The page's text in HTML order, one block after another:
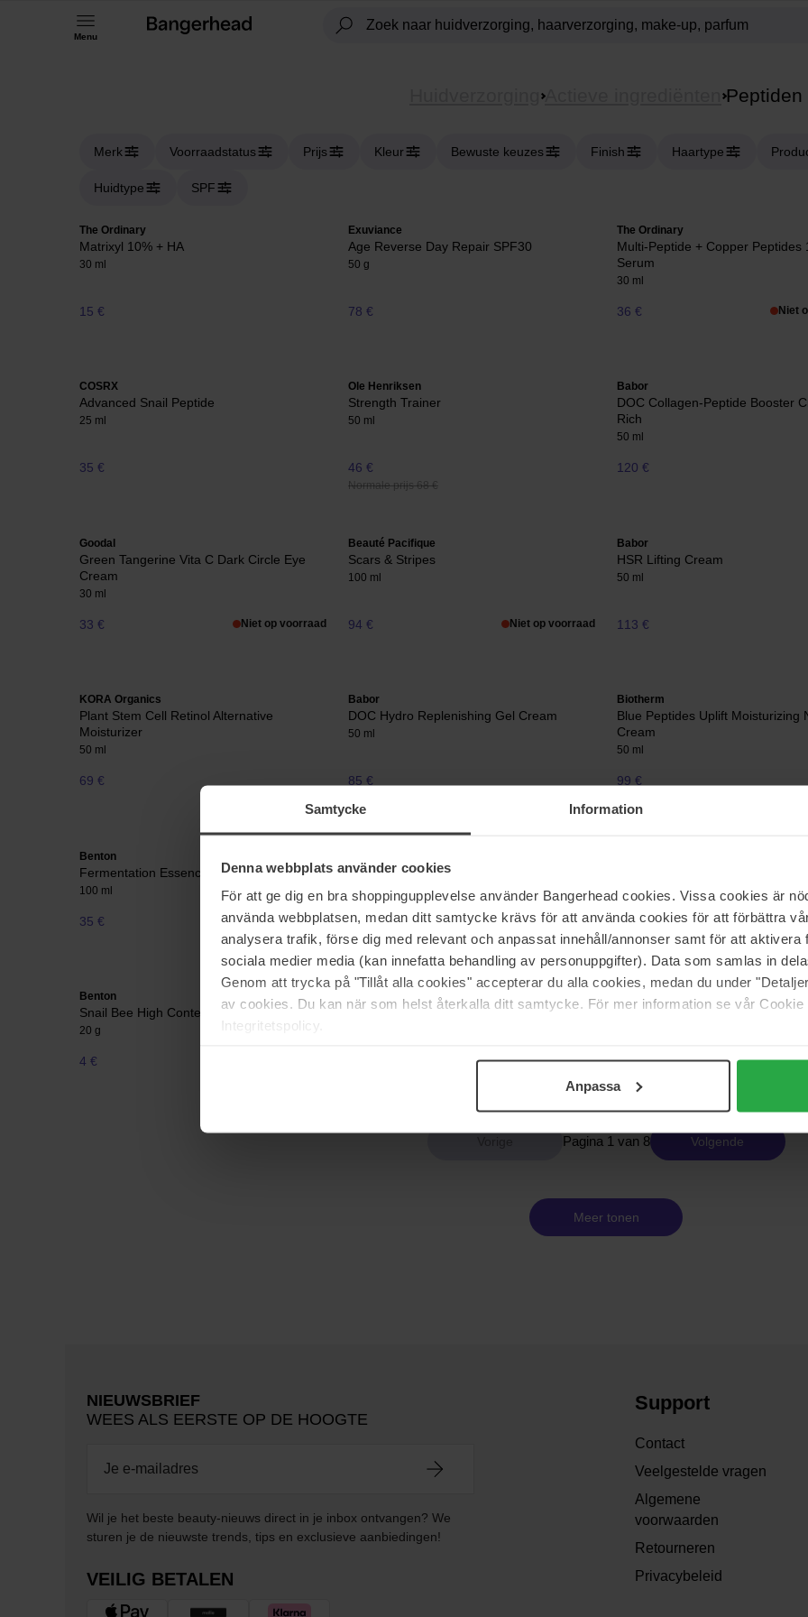
Samtycke Information
Denna webbplats använder cookies
För att ge dig en bra shoppingupplevelse använder Bangerhead cookies. Vissa cookies är
använda webbplatsen, medan ditt samtycke krävs för att använda cookies för att förbättra
analysera trafik, förse dig med relevant och anpassat innehåll/annonser samt för att aktivera
sociala medier media (kan innefatta behandling av personuppgifter). Data som samlas in
Genom att trycka på "Tillåt alla cookies" accepterar du alla cookies, medan du under
av cookies. Du kan när som helst återkalla ditt samtycke. För mer information se vår
Integritetspolicy.
Anpassa
Menu
Actieve ingrediënten Peptiden
Merk Voorraadstatus Prijs Kleur Bewuste keuzes Finish Haartype
Huidtype SPF
The Ordinary
Matrixyl 10% + HA
30 ml
15 €
Exuviance
Age Reverse Day Repair SPF30
50 g
78 €
The Ordinary
Multi-Peptide + Copper Peptides
Serum
30 ml
36 € Niet
COSRX
Advanced Snail Peptide
25 ml
35 €
Ole Henriksen
Strength Trainer
50 ml
46 €
Normale prijs 68 €
Babor
DOC Collagen-Peptide Booster
Rich
50 ml
120 €
Goodal
Green Tangerine Vita C Dark Circle Eye
Cream
30 ml
33 € Niet op voorraad
Beauté Pacifique
Scars & Stripes
100 ml
94 € Niet op voorraad
Babor
HSR Lifting Cream
50 ml
113 €
KORA Organics
Plant Stem Cell Retinol Alternative
Moisturizer
50 ml
69 €
Babor
DOC Hydro Replenishing Gel Cream
50 ml
85 €
Biotherm
Blue Peptides Uplift Moisturizing
Cream
50 ml
99 €
Benton
Fermentation Essence
100 ml
35 €
Fermentation Eye Cream
30 g
33 €
60 ml
30 €
Benton
Snail Bee High Content Mask Pack
20 g
4 €
Benton
Snail Bee High Content Skin
Benton
Snail Bee Ultimate Eye Cream
34 €
Pagina 1 van 8 Volgende
Meer tonen
NIEUWSBRIEF
WEES ALS EERSTE OP DE HOOGTE
Wil je het beste beauty-nieuws direct in je inbox ontvangen? We
sturen je de nieuwste trends, tips en exclusieve aanbiedingen!
VEILIG BETALEN
Support
Contact
Veelgestelde vragen
Algemene
voorwaarden
Retourneren
Privacybeleid